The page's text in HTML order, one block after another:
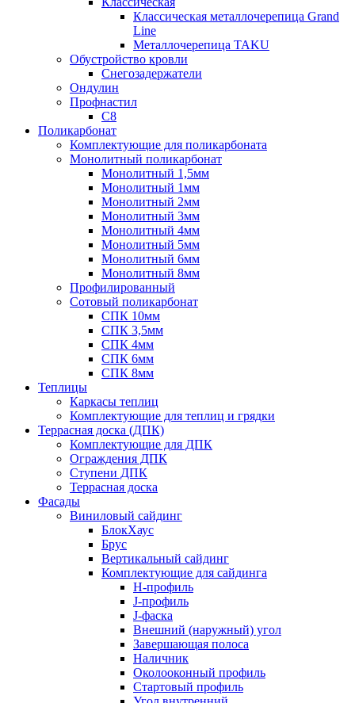
Классическая металлочерепица Grand
Line
Металлочерепица TAKU
Обустройство кровли
Снегозадержатели
Ондулин
Профнастил
С8
Поликарбонат
Комплектующие для поликарбоната
Монолитный поликарбонат
Монолитный 1,5мм
Монолитный 1мм
Монолитный 2мм
Монолитный 3мм
Монолитный 4мм
Монолитный 5мм
Монолитный 6мм
Монолитный 8мм
Профилированный
Сотовый поликарбонат
СПК 10мм
СПК 3,5мм
СПК 4мм
СПК 6мм
СПК 8мм
Теплицы
Каркасы теплиц
Комплектующие для теплиц и грядки
Террасная доска (ДПК)
Комплектующие для ДПК
Ограждения ДПК
Ступени ДПК
Террасная доска
Фасады
Виниловый сайдинг
БлокХаус
Брус
Вертикальный сайдинг
Комплектующие для сайдинга
H-профиль
J-профиль
J-фаска
Внешний (наружный) угол
Завершающая полоса
Наличник
Околооконный профиль
Стартовый профиль